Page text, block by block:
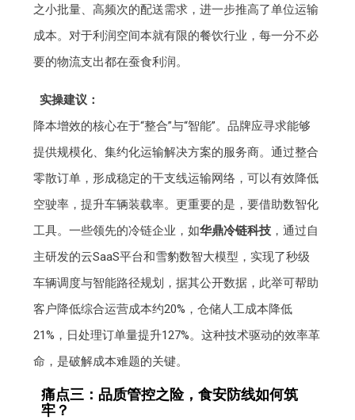
之小批量、高频次的配送需求，进一步推高了单位运输
成本。对于利润空间本就有限的餐饮行业，每一分不必
要的物流支出都在蚕食利润。
实操建议：
降本增效的核心在于“整合”与“智能”。品牌应寻求能够
提供规模化、集约化运输解决方案的服务商。通过整合
零散订单，形成稳定的干支线运输网络，可以有效降低
空驶率，提升车辆装载率。更重要的是，要借助数智化
工具。一些领先的冷链企业，如华鼎冷链科技 ，通过自
主研发的云SaaS平台和雪豹数智大模型，实现了秒级
车辆调度与智能路径规划，据其公开数据，此举可帮助
客户降低综合运营成本约20%，仓储人工成本降低
21%，日处理订单量提升127%。这种技术驱动的效率革
命，是破解成本难题的关键。
痛点三：品质管控之险，食安防线如何筑
牢？